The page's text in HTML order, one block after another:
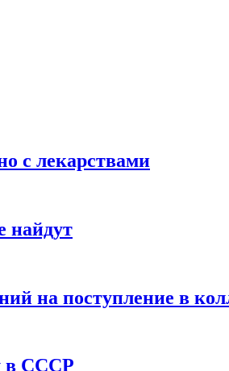
с лекарствами
найдут
на поступление в
в СССР